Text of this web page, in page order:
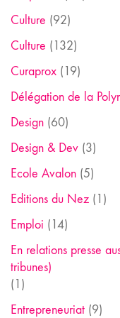
Culture (92)
Culture (132)
Curaprox (19)
Délégation de la
Design (60)
Design & Dev (3)
Ecole Avalon (5)
Editions du Nez (1)
Emploi (14)
En relations presse
tribunes)
(1)
Entrepreneuriat (9)